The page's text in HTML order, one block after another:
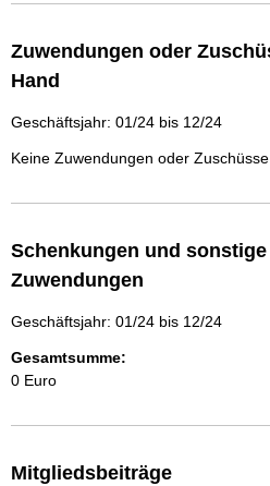
Zuwendungen oder
Hand
Geschäftsjahr: 01/24 bis 12/24
Keine Zuwendungen oder
Schenkungen und
Zuwendungen
Geschäftsjahr: 01/24 bis 12/24
Gesamtsumme:
0 Euro
Mitgliedsbeiträge